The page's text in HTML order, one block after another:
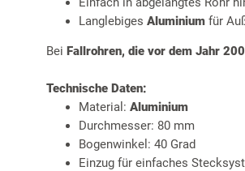
Langlebiges Aluminium für
Bei Fallrohren, die vor dem Jahr
Technische Daten:
Material: Aluminium
Durchmesser: 80 mm
Bogenwinkel: 40 Grad
Einzug für einfaches